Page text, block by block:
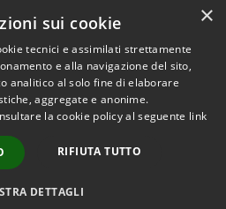
Copyright © 2026 • Comune di
Castel d'Ario • Powered by
Municipium•
×
sui cookie
tecnici e assimilati strettamente
e alla navigazione del sito,
analitico al solo fine di elaborare
aggregate e anonime.
la cookie policy al seguente link
RIFIUTA TUTTO
DETTAGLI